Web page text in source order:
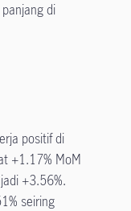
di
positif di
+1.17% MoM
+3.56%.
seiring